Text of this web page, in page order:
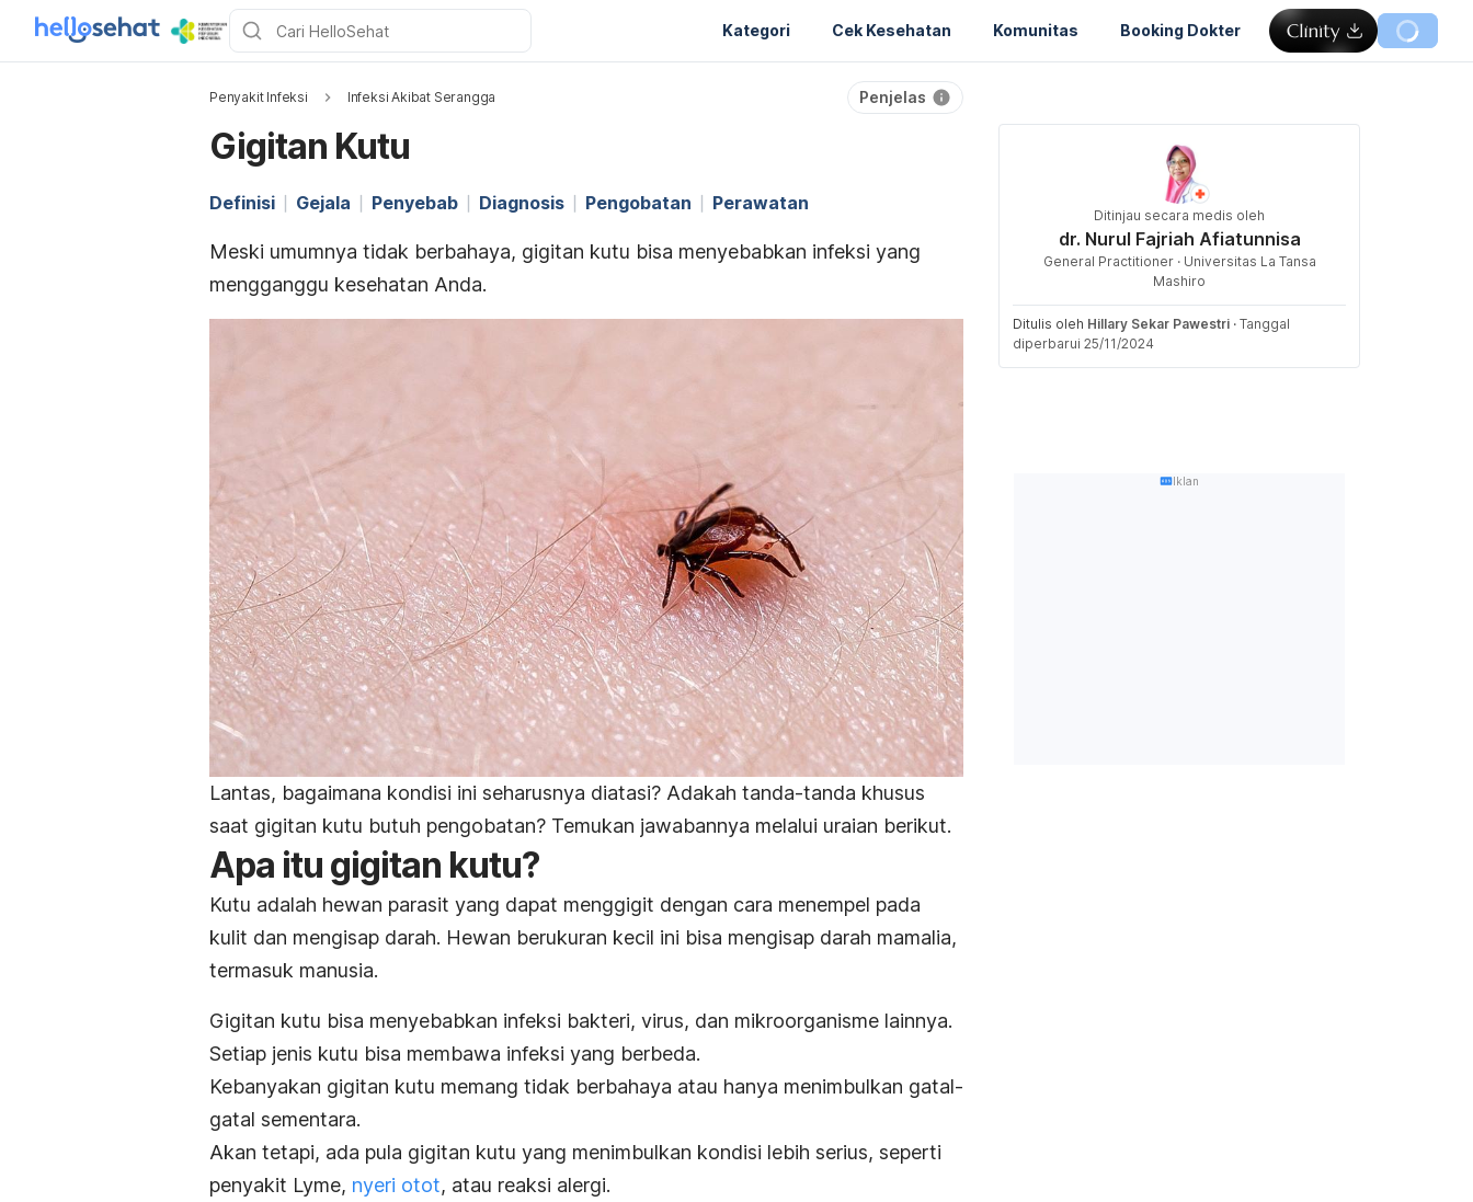
Kategori Cek Kesehatan Komunitas Booking Dokter
Penyakit Infeksi Infeksi Akibat Serangga Penjelas
Gigitan Kutu
Definisi Gejala Penyebab Diagnosis Pengobatan Perawatan
Meski umumnya tidak berbahaya, gigitan kutu bisa menyebabkan infeksi yang
mengganggu kesehatan Anda.
Lantas, bagaimana kondisi ini seharusnya diatasi? Adakah tanda-tanda khusus
saat gigitan kutu butuh pengobatan? Temukan jawabannya melalui uraian berikut.
Apa itu gigitan kutu?
Kutu adalah hewan parasit yang dapat menggigit dengan cara menempel pada
kulit dan mengisap darah. Hewan berukuran kecil ini bisa mengisap darah mamalia,
termasuk manusia.
Gigitan kutu bisa menyebabkan infeksi bakteri, virus, dan mikroorganisme lainnya.
Setiap jenis kutu bisa membawa infeksi yang berbeda.
Kebanyakan gigitan kutu memang tidak berbahaya atau hanya menimbulkan gatal-
gatal sementara.
Akan tetapi, ada pula gigitan kutu yang menimbulkan kondisi lebih serius, seperti
penyakit Lyme, nyeri otot, atau reaksi alergi.
Ditinjau secara medis oleh
dr. Nurul Fajriah Afiatunnisa
General Practitioner · Universitas La Tansa
Mashiro
Ditulis oleh Hillary Sekar Pawestri · Tanggal
diperbarui 25/11/2024
Iklan